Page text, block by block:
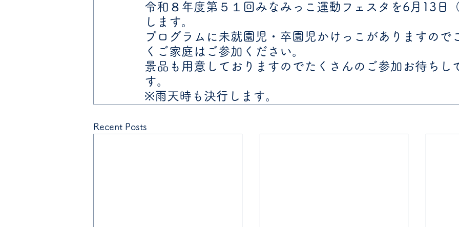
令和８年度第５１回みなみっこ運動フェスタを6月13日
します。
プログラムに未就園児・卒園児かけっこがありますので
くご家庭はご参加ください。
景品も用意しておりますのでたくさんのご参加お待ちし
す。
※雨天時も決行します。
Recent Posts